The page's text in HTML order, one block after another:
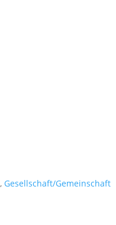
, Gesellschaft/Gemeinschaft